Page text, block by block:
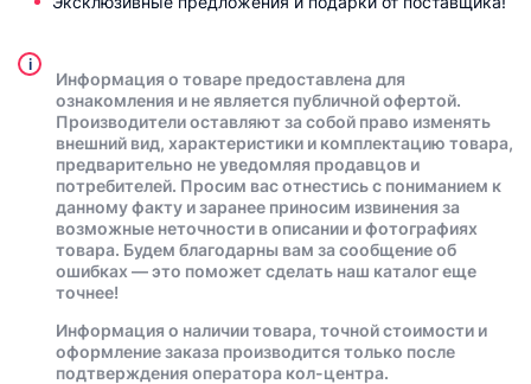
i
Информация о товаре предоставлена для
ознакомления и не является публичной офертой.
Производители оставляют за собой право изменять
внешний вид, характеристики и комплектацию товара,
предварительно не уведомляя продавцов и
потребителей. Просим вас отнестись с пониманием к
данному факту и заранее приносим извинения за
возможные неточности в описании и фотографиях
товара. Будем благодарны вам за сообщение об
ошибках — это поможет сделать наш каталог еще
точнее!
Информация о наличии товара, точной стоимости и
оформление заказа производится только после
подтверждения оператора кол-центра.